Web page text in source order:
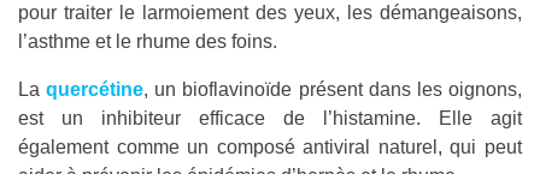
pour traiter le larmoiement des yeux, les démangeaisons,
l’asthme et le rhume des foins.
Laquercétine, un bioflavinoïde présent dans les oignons,
est un inhibiteur efficace de l’histamine. Elle agit
également comme un composé antiviral naturel, qui peut